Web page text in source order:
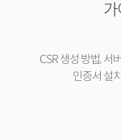
가
CSR 생성 방법, 서
인증서 설